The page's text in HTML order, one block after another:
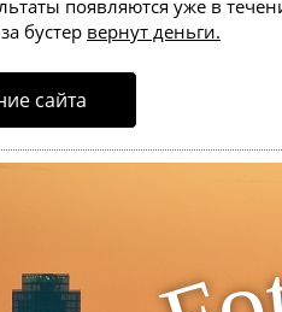
появляются уже в
за бустер вернут деньги.
сайта